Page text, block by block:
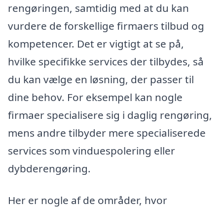
rengøringen, samtidig med at du kan
vurdere de forskellige firmaers tilbud og
kompetencer. Det er vigtigt at se på,
hvilke specifikke services der tilbydes, så
du kan vælge en løsning, der passer til
dine behov. For eksempel kan nogle
firmaer specialisere sig i daglig rengøring,
mens andre tilbyder mere specialiserede
services som vinduespolering eller
dybderengøring.
Her er nogle af de områder, hvor